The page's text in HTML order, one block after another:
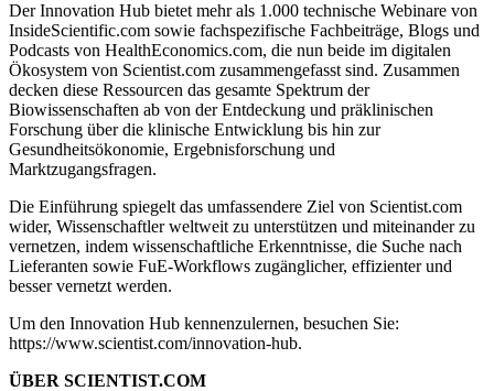
Der Innovation Hub bietet mehr als 1.000 technische Webinare von
InsideScientific.com sowie fachspezifische Fachbeiträge, Blogs und
Podcasts von HealthEconomics.com, die nun beide im digitalen
Ökosystem von Scientist.com zusammengefasst sind. Zusammen
decken diese Ressourcen das gesamte Spektrum der
Biowissenschaften ab von der Entdeckung und präklinischen
Forschung über die klinische Entwicklung bis hin zur
Gesundheitsökonomie, Ergebnisforschung und
Marktzugangsfragen.
Die Einführung spiegelt das umfassendere Ziel von Scientist.com
wider, Wissenschaftler weltweit zu unterstützen und miteinander zu
vernetzen, indem wissenschaftliche Erkenntnisse, die Suche nach
Lieferanten sowie FuE-Workflows zugänglicher, effizienter und
besser vernetzt werden.
Um den Innovation Hub kennenzulernen, besuchen Sie:
https://www.scientist.com/innovation-hub.
ÜBER SCIENTIST.COM